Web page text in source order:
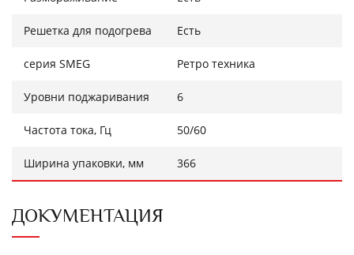
Решетка для подогрева Есть
серия SMEG Ретро техника
Уровни поджаривания 6
Частота тока, Гц 50/60
Ширина упаковки, мм 366
ДОКУМЕНТАЦИЯ